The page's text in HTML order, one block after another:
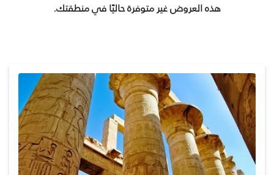
هذه العروض غير متوفرة حاليًا في منطقتك.